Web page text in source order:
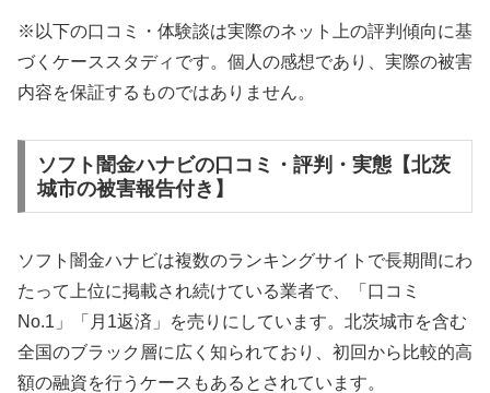
※以下の口コミ・体験談は実際のネット上の評判傾向に基
づくケーススタディです。個人の感想であり、実際の被害
内容を保証するものではありません。
ソフト闇金ハナビの口コミ・評判・実態【北茨
城市の被害報告付き】
ソフト闇金ハナビは複数のランキングサイトで長期間にわ
たって上位に掲載され続けている業者で、「口コミ
No.1」「月1返済」を売りにしています。北茨城市を含む
全国のブラック層に広く知られており、初回から比較的高
額の融資を行うケースもあるとされています。